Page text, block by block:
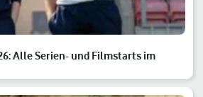
Alle Serien- und Filmstarts im